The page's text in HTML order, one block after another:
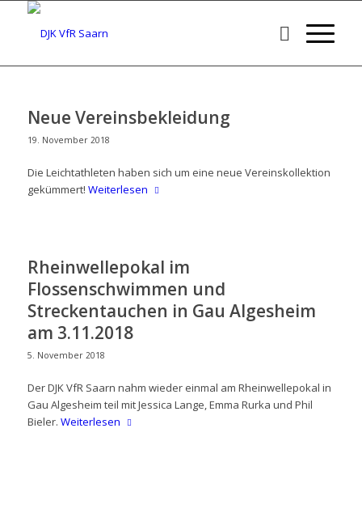
Neue Vereinsbekleidung
19. November 2018
Die Leichtathleten haben sich um eine neue Vereinskollektion
gekümmert! Weiterlesen
Rheinwellepokal im
Flossenschwimmen und
Streckentauchen in Gau Algesheim
am 3.11.2018
5. November 2018
Der DJK VfR Saarn nahm wieder einmal am Rheinwellepokal in
Gau Algesheim teil mit Jessica Lange, Emma Rurka und Phil
Bieler. Weiterlesen